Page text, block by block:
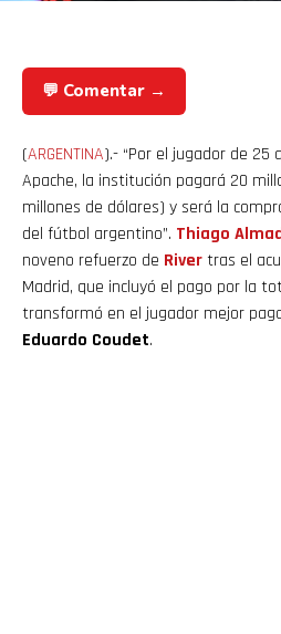
💬 Comentar →
(ARGENTINA).- “Por el jugador de 25
Apache, la institución pagará 20
millones de dólares) y será la
del fútbol argentino”. Thiago
noveno refuerzo de Rivertras el
Madrid, que incluyó el pago por la
transformó en el jugador mejor
Eduardo Coudet.